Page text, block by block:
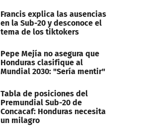
Francis explica las ausencias
en la Sub-20 y desconoce el
tema de los tiktokers
Pepe Mejía no asegura que
Honduras clasifique al
Mundial 2030: "Sería mentir"
Tabla de posiciones del
Premundial Sub-20 de
Concacaf: Honduras necesita
un milagro